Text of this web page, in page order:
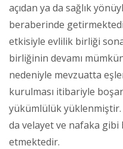
açıdan ya da sağlık
beraberinde
etkisiyle evlilik birliği
birliğinin devamı
nedeniyle mevzuatta
kurulması itibariyle
yükümlülük
da velayet ve nafaka gibi
etmektedir.